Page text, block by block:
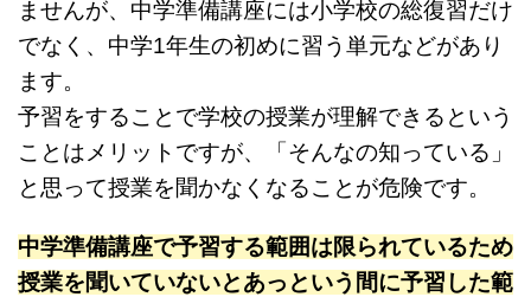
ませんが、中学準備講座には小学校の総復習だけ
でなく、中学1年生の初めに習う単元などがあり
ます。
予習をすることで学校の授業が理解できるという
ことはメリットですが、「そんなの知っている」
と思って授業を聞かなくなることが危険です。
中学準備講座で予習する範囲は限られているため
授業を聞いていないとあっという間に予習した範